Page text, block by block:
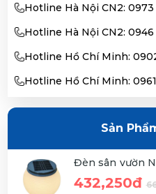
Hotline Hà Nội CN2: 0973
Hotline Hà Nội CN2:
Hotline Hồ Chí Minh:
Hotline Hồ Chí Minh: 0961
Sản
Đèn sân vườn
432,250đ